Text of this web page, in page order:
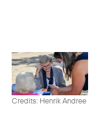
Credits: Henrik Andree